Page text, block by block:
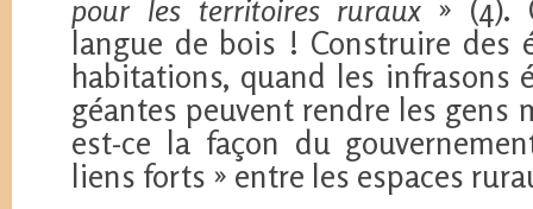
pour les territoires ruraux» (4).
langue de bois ! Construire des
habitations, quand les infrasons
géantes peuvent rendre les gens
est-ce la façon du
liens forts » entre les espaces